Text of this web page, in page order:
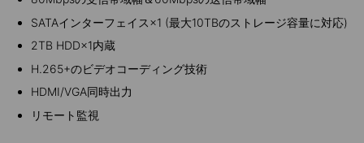
SATAインターフェイス×1 (最大10TBのストレージ容量に対応)
2TB HDD×1内蔵
H.265+のビデオコーディング技術
HDMI/VGA同時出力
リモート監視